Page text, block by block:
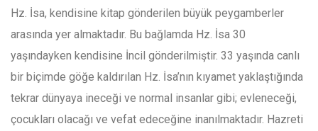
Hz. İsa, kendisine kitap gönderilen büyük peygamberler
arasında yer almaktadır. Bu bağlamda Hz. İsa 30
yaşındayken kendisine İncil gönderilmiştir. 33 yaşında canlı
bir biçimde göğe kaldırılan Hz. İsa’nın kıyamet yaklaştığında
tekrar dünyaya ineceği ve normal insanlar gibi; evleneceği,
çocukları olacağı ve vefat edeceğine inanılmaktadır. Hazreti